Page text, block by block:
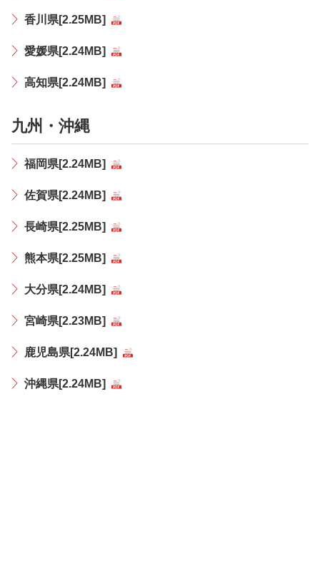
香川県[2.25MB]
愛媛県[2.24MB]
高知県[2.24MB]
九州・沖縄
福岡県[2.24MB]
佐賀県[2.24MB]
長崎県[2.25MB]
熊本県[2.25MB]
大分県[2.24MB]
宮崎県[2.23MB]
鹿児島県[2.24MB]
沖縄県[2.24MB]